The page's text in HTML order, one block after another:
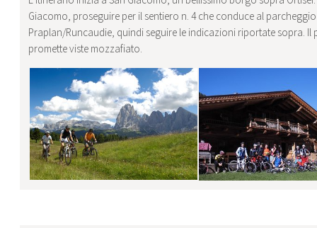
Giacomo, proseguire per il sentiero n. 4 che conduce al parcheggio
Praplan/Runcaudie, quindi seguire le indicazioni riportate sopra. Il
promette viste mozzafiato.